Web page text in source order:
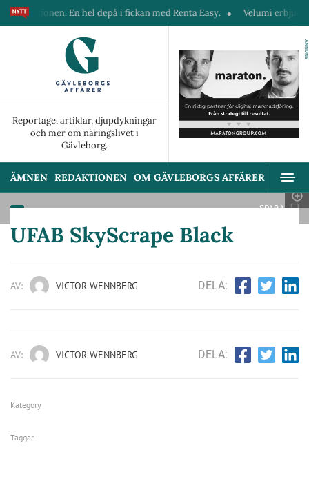
En hel depå i fickan med Renta Easy. Velumi erbjuder ett
Reportage, artiklar, djupdykningar
och mer om näringslivet i
Gävleborg.
ANNONS
ÄMNEN REDAKTIONEN OM GÄVLEBORGS AFFÄRER
SPARA
UFAB SkyScrape Black
AV: VICTOR WENNBERG DELA:
AV: VICTOR WENNBERG DELA:
Kategory
Taggar